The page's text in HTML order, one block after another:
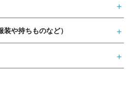
や持ちものなど）